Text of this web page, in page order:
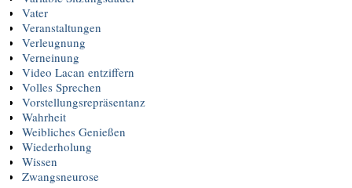
Vater
Veranstaltungen
Verleugnung
Verneinung
Video Lacan entziffern
Volles Sprechen
Vorstellungsrepräsentanz
Wahrheit
Weibliches Genießen
Wiederholung
Wissen
Zwangsneurose